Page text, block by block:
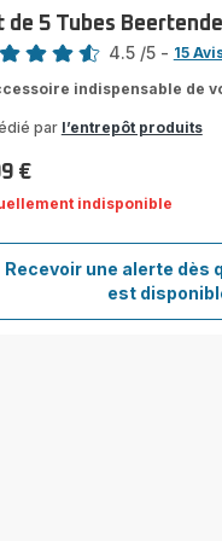
Recevoir une alerte dès
est
Lot
de
de 5 Tubes
4.5 /5 - 15
indispensable de
par l’entrepôt produits
€
indisponible